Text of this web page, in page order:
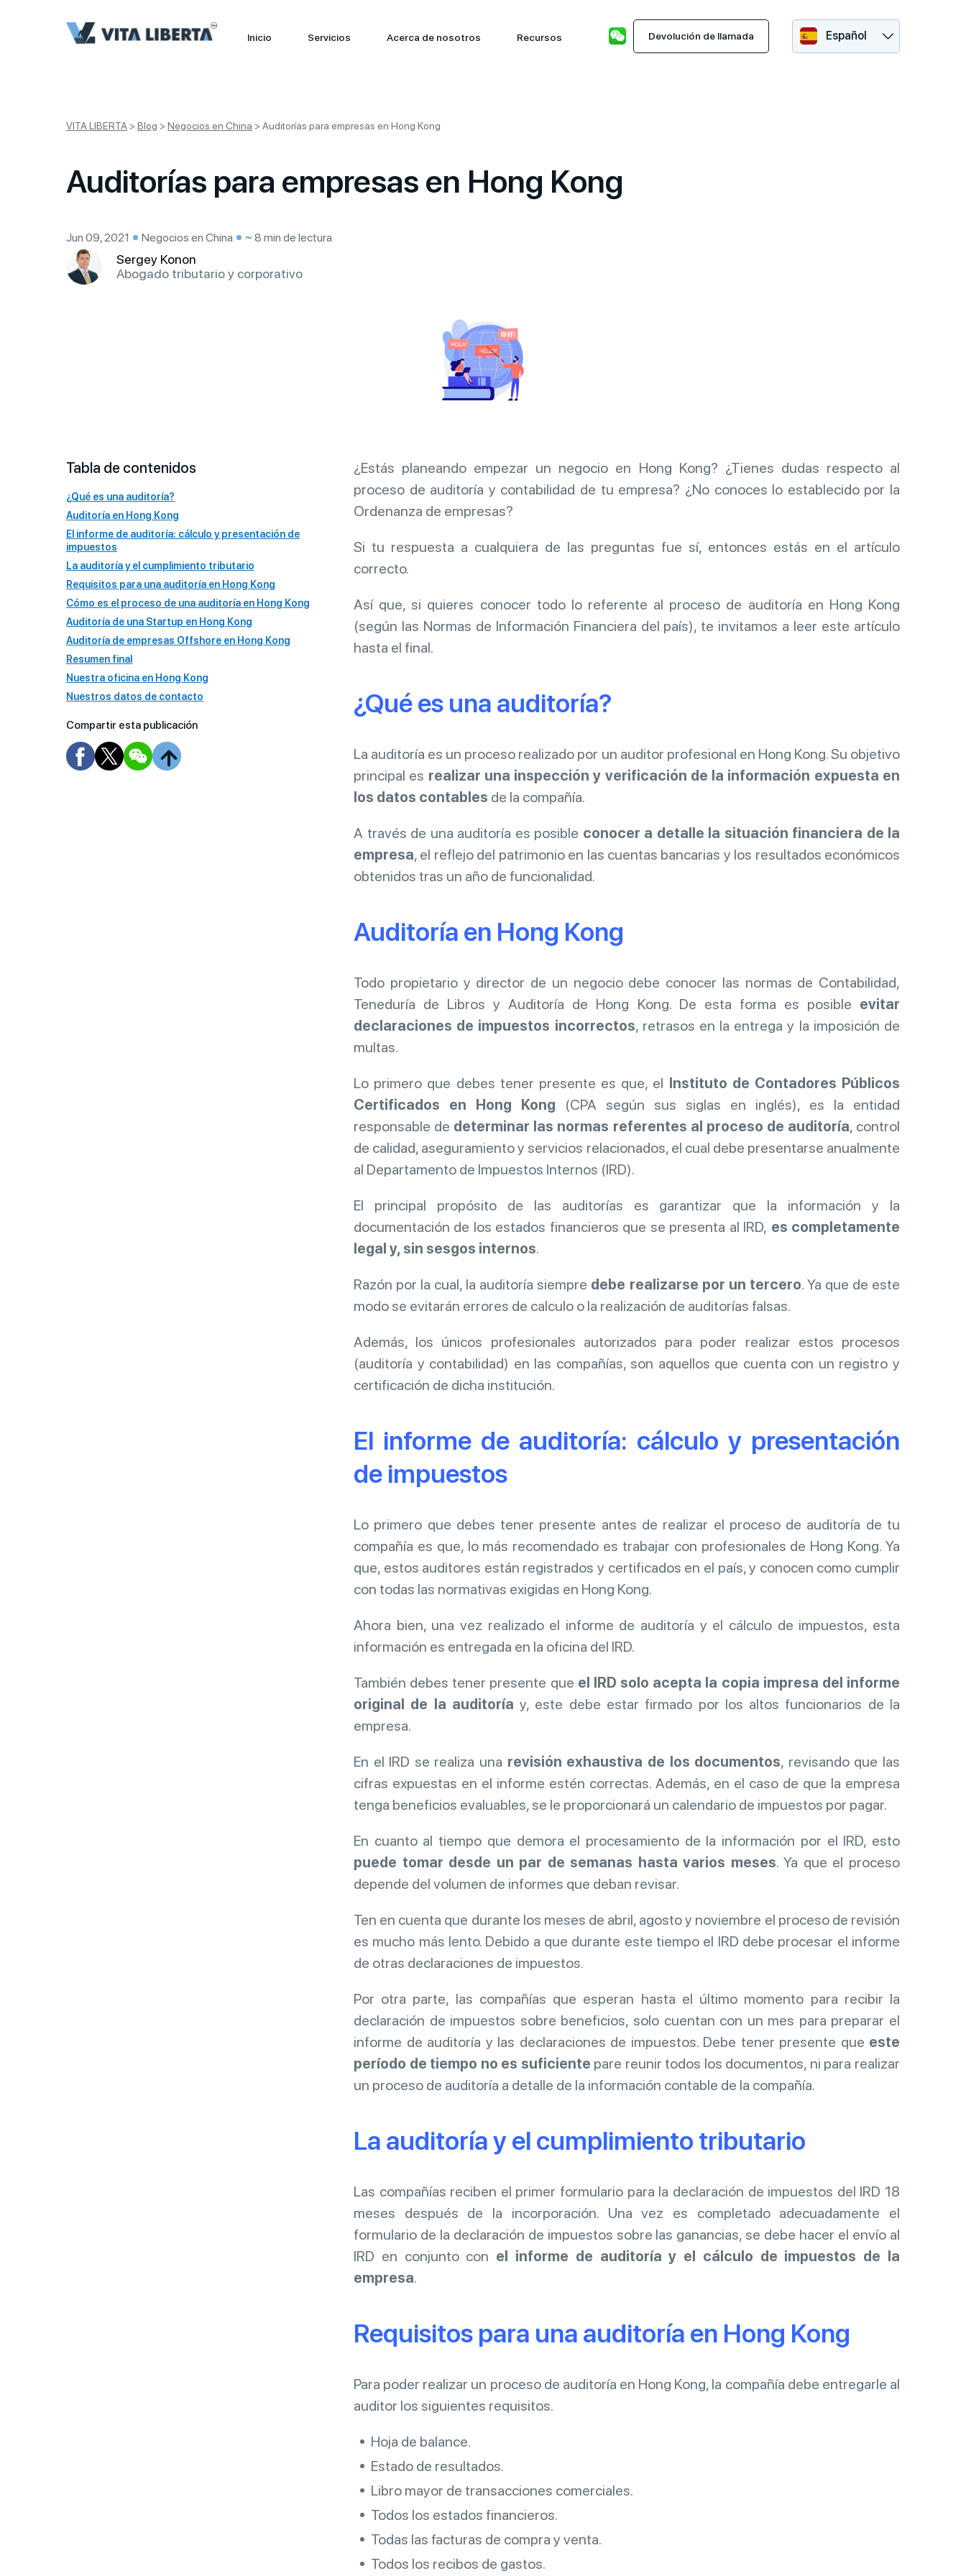
Inicio Servicios Acerca de nosotros Recursos Devolución de llamada Español
VITA LIBERTA > Blog > Negocios en China > Auditorías para empresas en Hong Kong
Auditorías para empresas en Hong Kong
Jun 09, 2021 Negocios en China ~ 8 min de lectura
Sergey Konon
Abogado tributario y corporativo
Tabla de contenidos
¿Qué es una auditoría?
Auditoría en Hong Kong
El informe de auditoría: cálculo y presentación de
impuestos
La auditoría y el cumplimiento tributario
Requisitos para una auditoría en Hong Kong
Cómo es el proceso de una auditoría en Hong Kong
Auditoría de una Startup en Hong Kong
Auditoría de empresas Offshore en Hong Kong
Resumen final
Nuestra oficina en Hong Kong
Nuestros datos de contacto
Compartir esta publicación
¿Estás planeando empezar un negocio en Hong Kong? ¿Tienes dudas respecto al
proceso de auditoría y contabilidad de tu empresa? ¿No conoces lo establecido por la
Ordenanza de empresas?
Si tu respuesta a cualquiera de las preguntas fue sí, entonces estás en el artículo
correcto.
Así que, si quieres conocer todo lo referente al proceso de auditoría en Hong Kong
(según las Normas de Información Financiera del país), te invitamos a leer este artículo
hasta el final.
¿Qué es una auditoría?
La auditoría es un proceso realizado por un auditor profesional en Hong Kong. Su objetivo
principal es realizar una inspección y verificación de la información expuesta en
los datos contables de la compañía.
A través de una auditoría es posible conocer a detalle la situación financiera de la
empresa, el reflejo del patrimonio en las cuentas bancarias y los resultados económicos
obtenidos tras un año de funcionalidad.
Auditoría en Hong Kong
Todo propietario y director de un negocio debe conocer las normas de Contabilidad,
Teneduría de Libros y Auditoría de Hong Kong. De esta forma es posible evitar
declaraciones de impuestos incorrectos, retrasos en la entrega y la imposición de
multas.
Lo primero que debes tener presente es que, el Instituto de Contadores Públicos
Certificados en Hong Kong (CPA según sus siglas en inglés), es la entidad
responsable de determinar las normas referentes al proceso de auditoría, control
de calidad, aseguramiento y servicios relacionados, el cual debe presentarse anualmente
al Departamento de Impuestos Internos (IRD).
El principal propósito de las auditorías es garantizar que la información y la
documentación de los estados financieros que se presenta al IRD, es completamente
legal y, sin sesgos internos.
Razón por la cual, la auditoría siempre debe realizarse por un tercero. Ya que de este
modo se evitarán errores de calculo o la realización de auditorías falsas.
Además, los únicos profesionales autorizados para poder realizar estos procesos
(auditoría y contabilidad) en las compañías, son aquellos que cuenta con un registro y
certificación de dicha institución.
El informe de auditoría: cálculo y presentación
de impuestos
Lo primero que debes tener presente antes de realizar el proceso de auditoría de tu
compañía es que, lo más recomendado es trabajar con profesionales de Hong Kong. Ya
que, estos auditores están registrados y certificados en el país, y conocen como cumplir
con todas las normativas exigidas en Hong Kong.
Ahora bien, una vez realizado el informe de auditoría y el cálculo de impuestos, esta
información es entregada en la oficina del IRD.
También debes tener presente que el IRD solo acepta la copia impresa del informe
original de la auditoría y, este debe estar firmado por los altos funcionarios de la
empresa.
En el IRD se realiza una revisión exhaustiva de los documentos, revisando que las
cifras expuestas en el informe estén correctas. Además, en el caso de que la empresa
tenga beneficios evaluables, se le proporcionará un calendario de impuestos por pagar.
En cuanto al tiempo que demora el procesamiento de la información por el IRD, esto
puede tomar desde un par de semanas hasta varios meses. Ya que el proceso
depende del volumen de informes que deban revisar.
Ten en cuenta que durante los meses de abril, agosto y noviembre el proceso de revisión
es mucho más lento. Debido a que durante este tiempo el IRD debe procesar el informe
de otras declaraciones de impuestos.
Por otra parte, las compañías que esperan hasta el último momento para recibir la
declaración de impuestos sobre beneficios, solo cuentan con un mes para preparar el
informe de auditoría y las declaraciones de impuestos. Debe tener presente que este
período de tiempo no es suficiente pare reunir todos los documentos, ni para realizar
un proceso de auditoría a detalle de la información contable de la compañía.
La auditoría y el cumplimiento tributario
Las compañías reciben el primer formulario para la declaración de impuestos del IRD 18
meses después de la incorporación. Una vez es completado adecuadamente el
formulario de la declaración de impuestos sobre las ganancias, se debe hacer el envío al
IRD en conjunto con el informe de auditoría y el cálculo de impuestos de la
empresa.
Requisitos para una auditoría en Hong Kong
Para poder realizar un proceso de auditoría en Hong Kong, la compañía debe entregarle al
auditor los siguientes requisitos.
Hoja de balance.
Estado de resultados.
Libro mayor de transacciones comerciales.
Todos los estados financieros.
Todas las facturas de compra y venta.
Todos los recibos de gastos.